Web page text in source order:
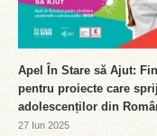
Apel În Stare să Ajut:
pentru proiecte care
adolescenților din
27 Iun 2025